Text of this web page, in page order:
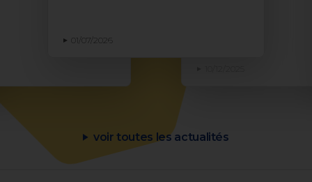
01/07/2026
voir toutes les actualités